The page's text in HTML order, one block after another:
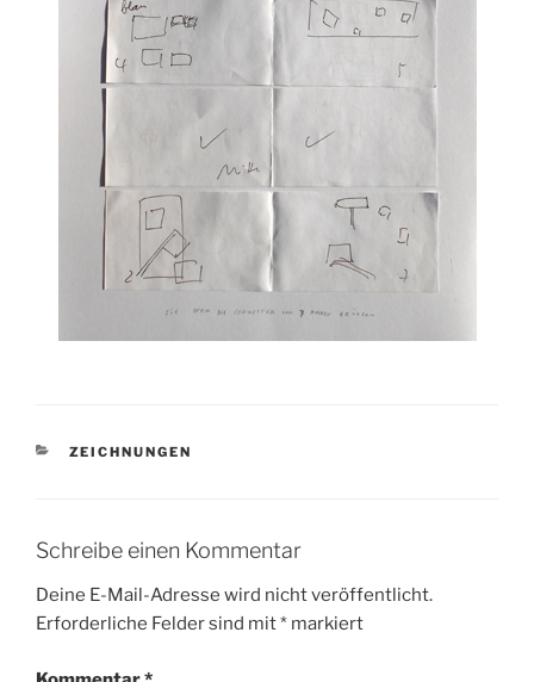
KATEGORIEN
ZEICHNUNGEN
Schreibe einen Kommentar
Deine E-Mail-Adresse wird nicht veröffentlicht.
Erforderliche Felder sind mit* markiert